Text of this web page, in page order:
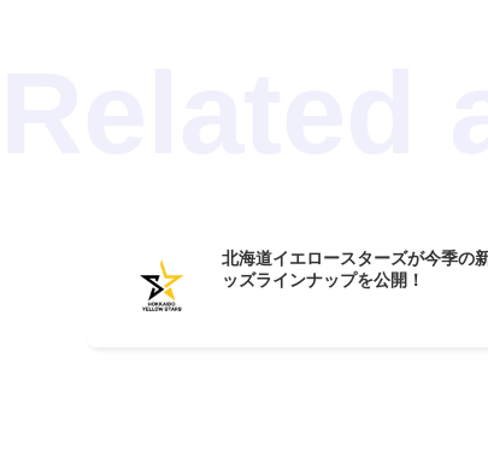
北海道イエロースターズが今季の
ッズラインナップを公開！